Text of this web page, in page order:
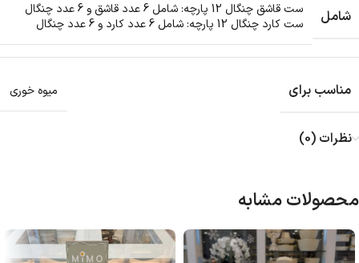
شامل
ست قاشق چنگال 12 پارچه: شامل 6 عدد قاشق و 6 عدد چنگال
ست کارد چنگال 12 پارچه: شامل 6 عدد کارد و 6 عدد چنگال
مناسب برای میوه خوری
نظرات (0)
محصولات مشابه